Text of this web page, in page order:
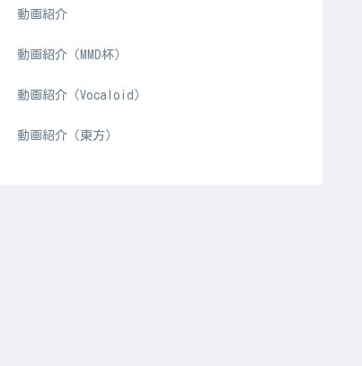
動画紹介
動画紹介（MMD杯）
動画紹介（Vocaloid）
動画紹介（東方）